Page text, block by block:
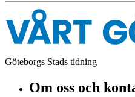
Göteborgs Stads tidning
Om oss och